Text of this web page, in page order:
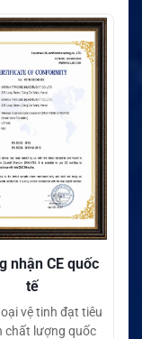
nhận CE quốc
tế
vệ tinh đạt tiêu
chất lượng quốc